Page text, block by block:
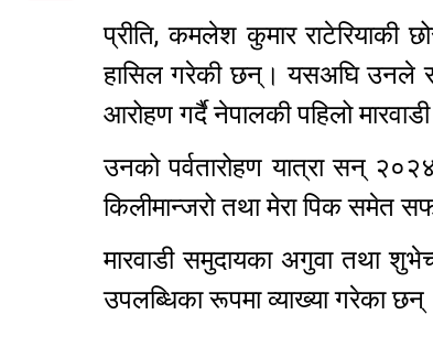
प्रीति, कमलेश कुमार राटेरियाकी
हासिल गरेकी छन्। यसअघि उनले
आरोहण गर्दै नेपालकी पहिलो मारवाडी
उनको पर्वतारोहण यात्रा सन्
किलीमान्जरो तथा मेरा पिक समेत
मारवाडी समुदायका अगुवा तथा
उपलब्धिका रूपमा व्याख्या गरेका